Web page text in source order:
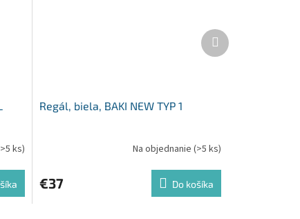
ks)
Regál, biela, BAKI NEW TYP 1
Na objednanie (>5 ks)
€37 Do košíka
Ďalší
produkt